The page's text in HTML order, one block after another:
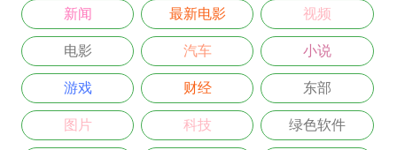
新闻 最新电影 视频
电影 汽车 小说
游戏 财经 东部
图片 科技 绿色软件